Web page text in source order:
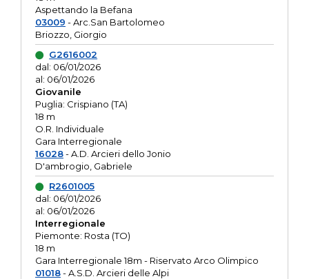
Aspettando la Befana
03009 - Arc.San Bartolomeo
Briozzo, Giorgio
G2616002
dal: 06/01/2026
al: 06/01/2026
Giovanile
Puglia: Crispiano (TA)
18 m
O.R. Individuale
Gara Interregionale
16028- A.D. Arcieri dello Jonio
D'ambrogio, Gabriele
R2601005
dal: 06/01/2026
al: 06/01/2026
Interregionale
Piemonte: Rosta (TO)
18 m
Gara Interregionale 18m - Riservato Arco Olimpico
01018- A.S.D. Arcieri delle Alpi